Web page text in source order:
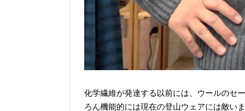
化学繊維が発達する以前には、ウールのセ
ろん機能的には現在の登山ウェアには敵い